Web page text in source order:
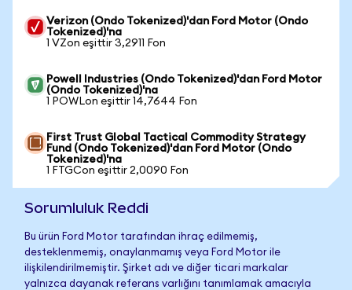
Verizon (Ondo Tokenized)'dan Ford Motor (Ondo
Tokenized)'na
1 VZon eşittir 3,2911 Fon
Powell Industries (Ondo Tokenized)'dan Ford Motor
(Ondo Tokenized)'na
1 POWLon eşittir 14,7644 Fon
First Trust Global Tactical Commodity Strategy
Fund (Ondo Tokenized)'dan Ford Motor (Ondo
Tokenized)'na
1 FTGCon eşittir 2,0090 Fon
Sorumluluk Reddi
Bu ürün Ford Motor tarafından ihraç edilmemiş,
desteklenmemiş, onaylanmamış veya Ford Motor ile
ilişkilendirilmemiştir. Şirket adı ve diğer ticari markalar
yalnızca dayanak referans varlığını tanımlamak amacıyla